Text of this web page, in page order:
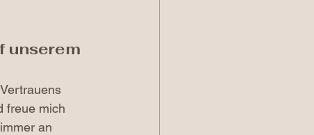
unserem
freue mich
an